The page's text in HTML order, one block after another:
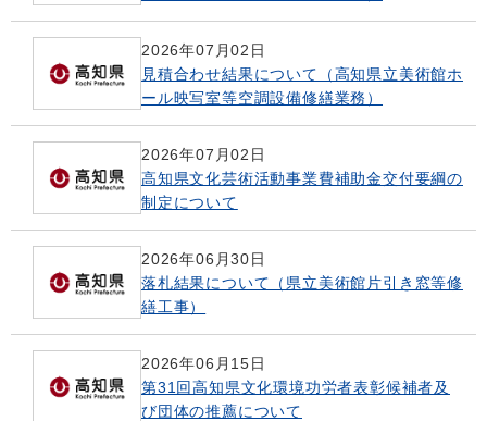
2026年07月02日
見積合わせ結果について（高知県立美術館ホ
ール映写室等空調設備修繕業務）
2026年07月02日
高知県文化芸術活動事業費補助金交付要綱の
制定について
2026年06月30日
落札結果について（県立美術館片引き窓等修
繕工事）
2026年06月15日
第31回高知県文化環境功労者表彰候補者及
び団体の推薦について